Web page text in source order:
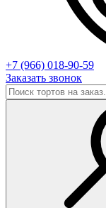
+7 (966) 018-90-59
Заказать звонок